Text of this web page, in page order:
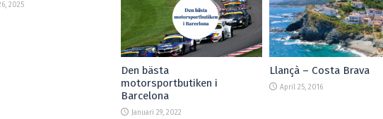
2025
Den bästa
motorsportbutiken i
Barcelona
Januari 29, 2022
Llançà – Costa Brava
April 25, 2016